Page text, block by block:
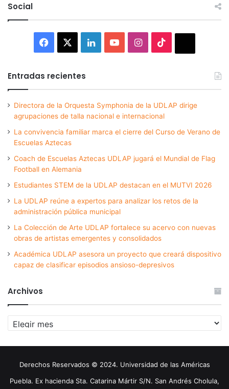
Social
Facebook LinkedInYouTubeInstagram
Entradas recientes
Directora de la Orquesta Symphonia de la UDLAP dirige
agrupaciones de talla nacional e internacional
La convivencia familiar marca el cierre del Curso de Verano de
Escuelas Aztecas
Coach de Escuelas Aztecas UDLAP jugará el Mundial de Flag
Football en Alemania
Estudiantes STEM de la UDLAP destacan en el MUTVI 2026
La UDLAP reúne a expertos para analizar los retos de la
administración pública municipal
La Colección de Arte UDLAP fortalece su acervo con nuevas
obras de artistas emergentes y consolidados
Académica UDLAP asesora un proyecto que creará dispositivo
capaz de clasificar episodios ansioso-depresivos
Archivos
Archivos
Derechos Reservados © 2024. Universidad de las Américas
Puebla. Ex hacienda Sta. Catarina Mártir S/N. San Andrés Cholula,